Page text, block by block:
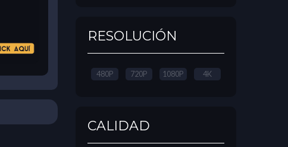
RESOLUCIÓN
480P 720P 1080P 4K
CALIDAD